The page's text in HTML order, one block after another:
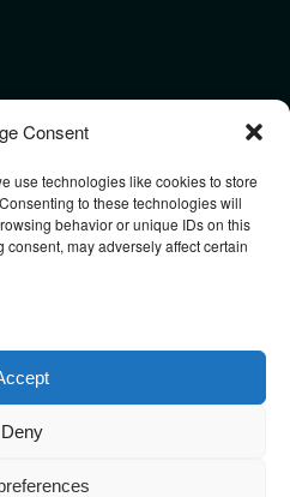
Consent
use technologies like cookies to store
to these technologies will
behavior or unique IDs on this
may adversely affect certain
Deny